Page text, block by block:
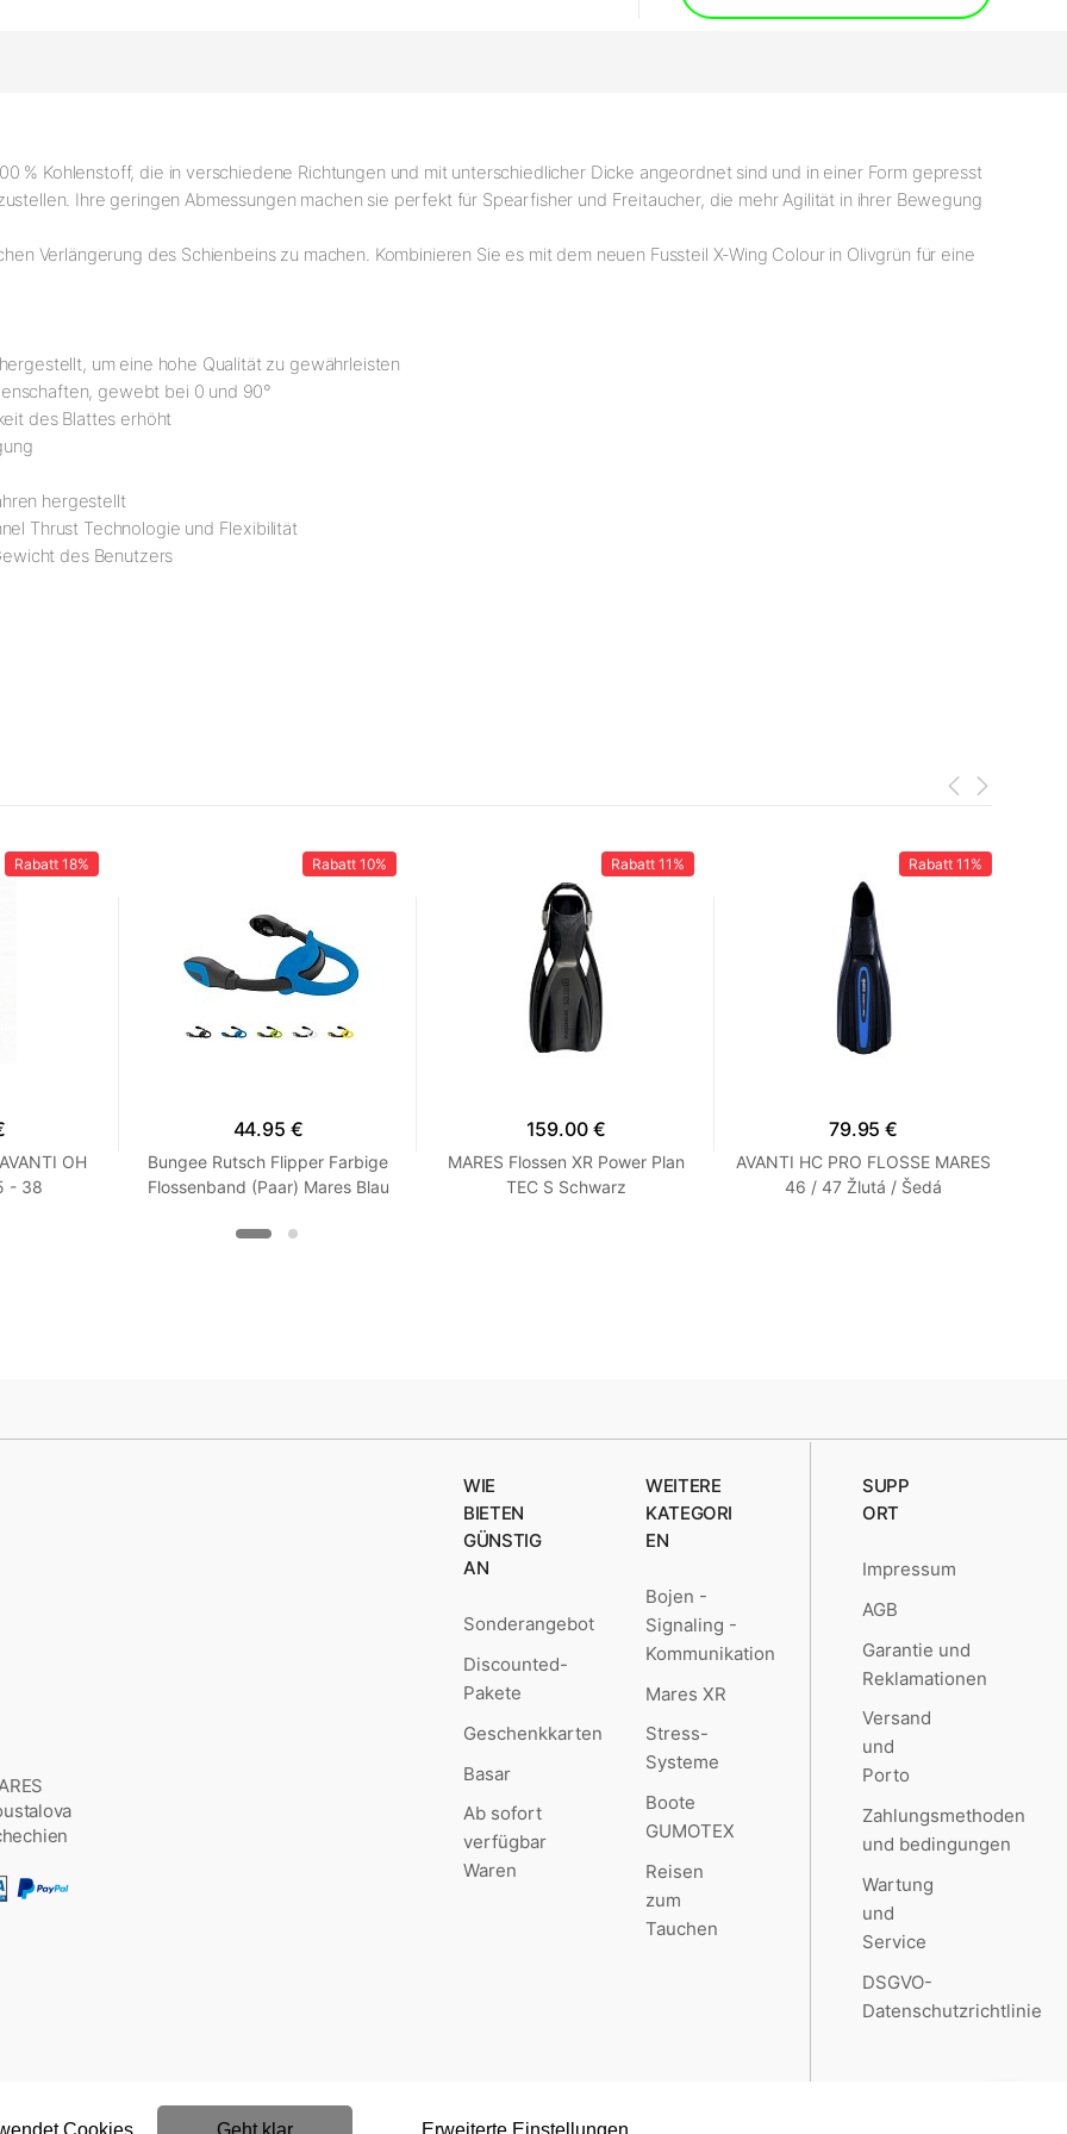
% Kohlenstoff, die in verschiedene Richtungen und mit unterschiedlicher Dicke angeordnet sind und in einer Form gepresst
Ihre geringen Abmessungen machen sie perfekt für Spearfisher und Freitaucher, die mehr Agilität in ihrer Bewegung
Verlängerung des Schienbeins zu machen. Kombinieren Sie es mit dem neuen Fussteil X-Wing Colour in Olivgrün für eine
um eine hohe Qualität zu gewährleisten
gewebt bei 0 und 90°
des Blattes erhöht
hergestellt
Thrust Technologie und Flexibilität
des Benutzers
Rabatt 18%
OH
- 38
Rabatt 10%
44.95 €
Bungee Rutsch Flipper Farbige
Flossenband (Paar) Mares Blau
Rabatt 11%
159.00 €
MARES Flossen XR Power Plan
TEC S Schwarz
Rabatt 11%
79.95 €
AVANTI HC PRO FLOSSE MARES
46 / 47 Žlutá / Šedá
WIE
BIETEN
GÜNSTIG
AN
Sonderangebot
Discounted-
Pakete
Geschenkkarten
Basar
Ab sofort
verfügbar
Waren
WEITERE
KATEGORI
EN
Bojen -
Signaling -
Kommunikation
Mares XR
Stress-
Systeme
Boote
GUMOTEX
Reisen
zum
Tauchen
SUPP
ORT
Impressum
AGB
Garantie und
Reklamationen
Versand
und
Porto
Zahlungsmethoden
und bedingungen
Wartung
und
Service
DSGVO-
Datenschutzrichtlinie
Cookies Geht klar Erweiterte Einstellungen